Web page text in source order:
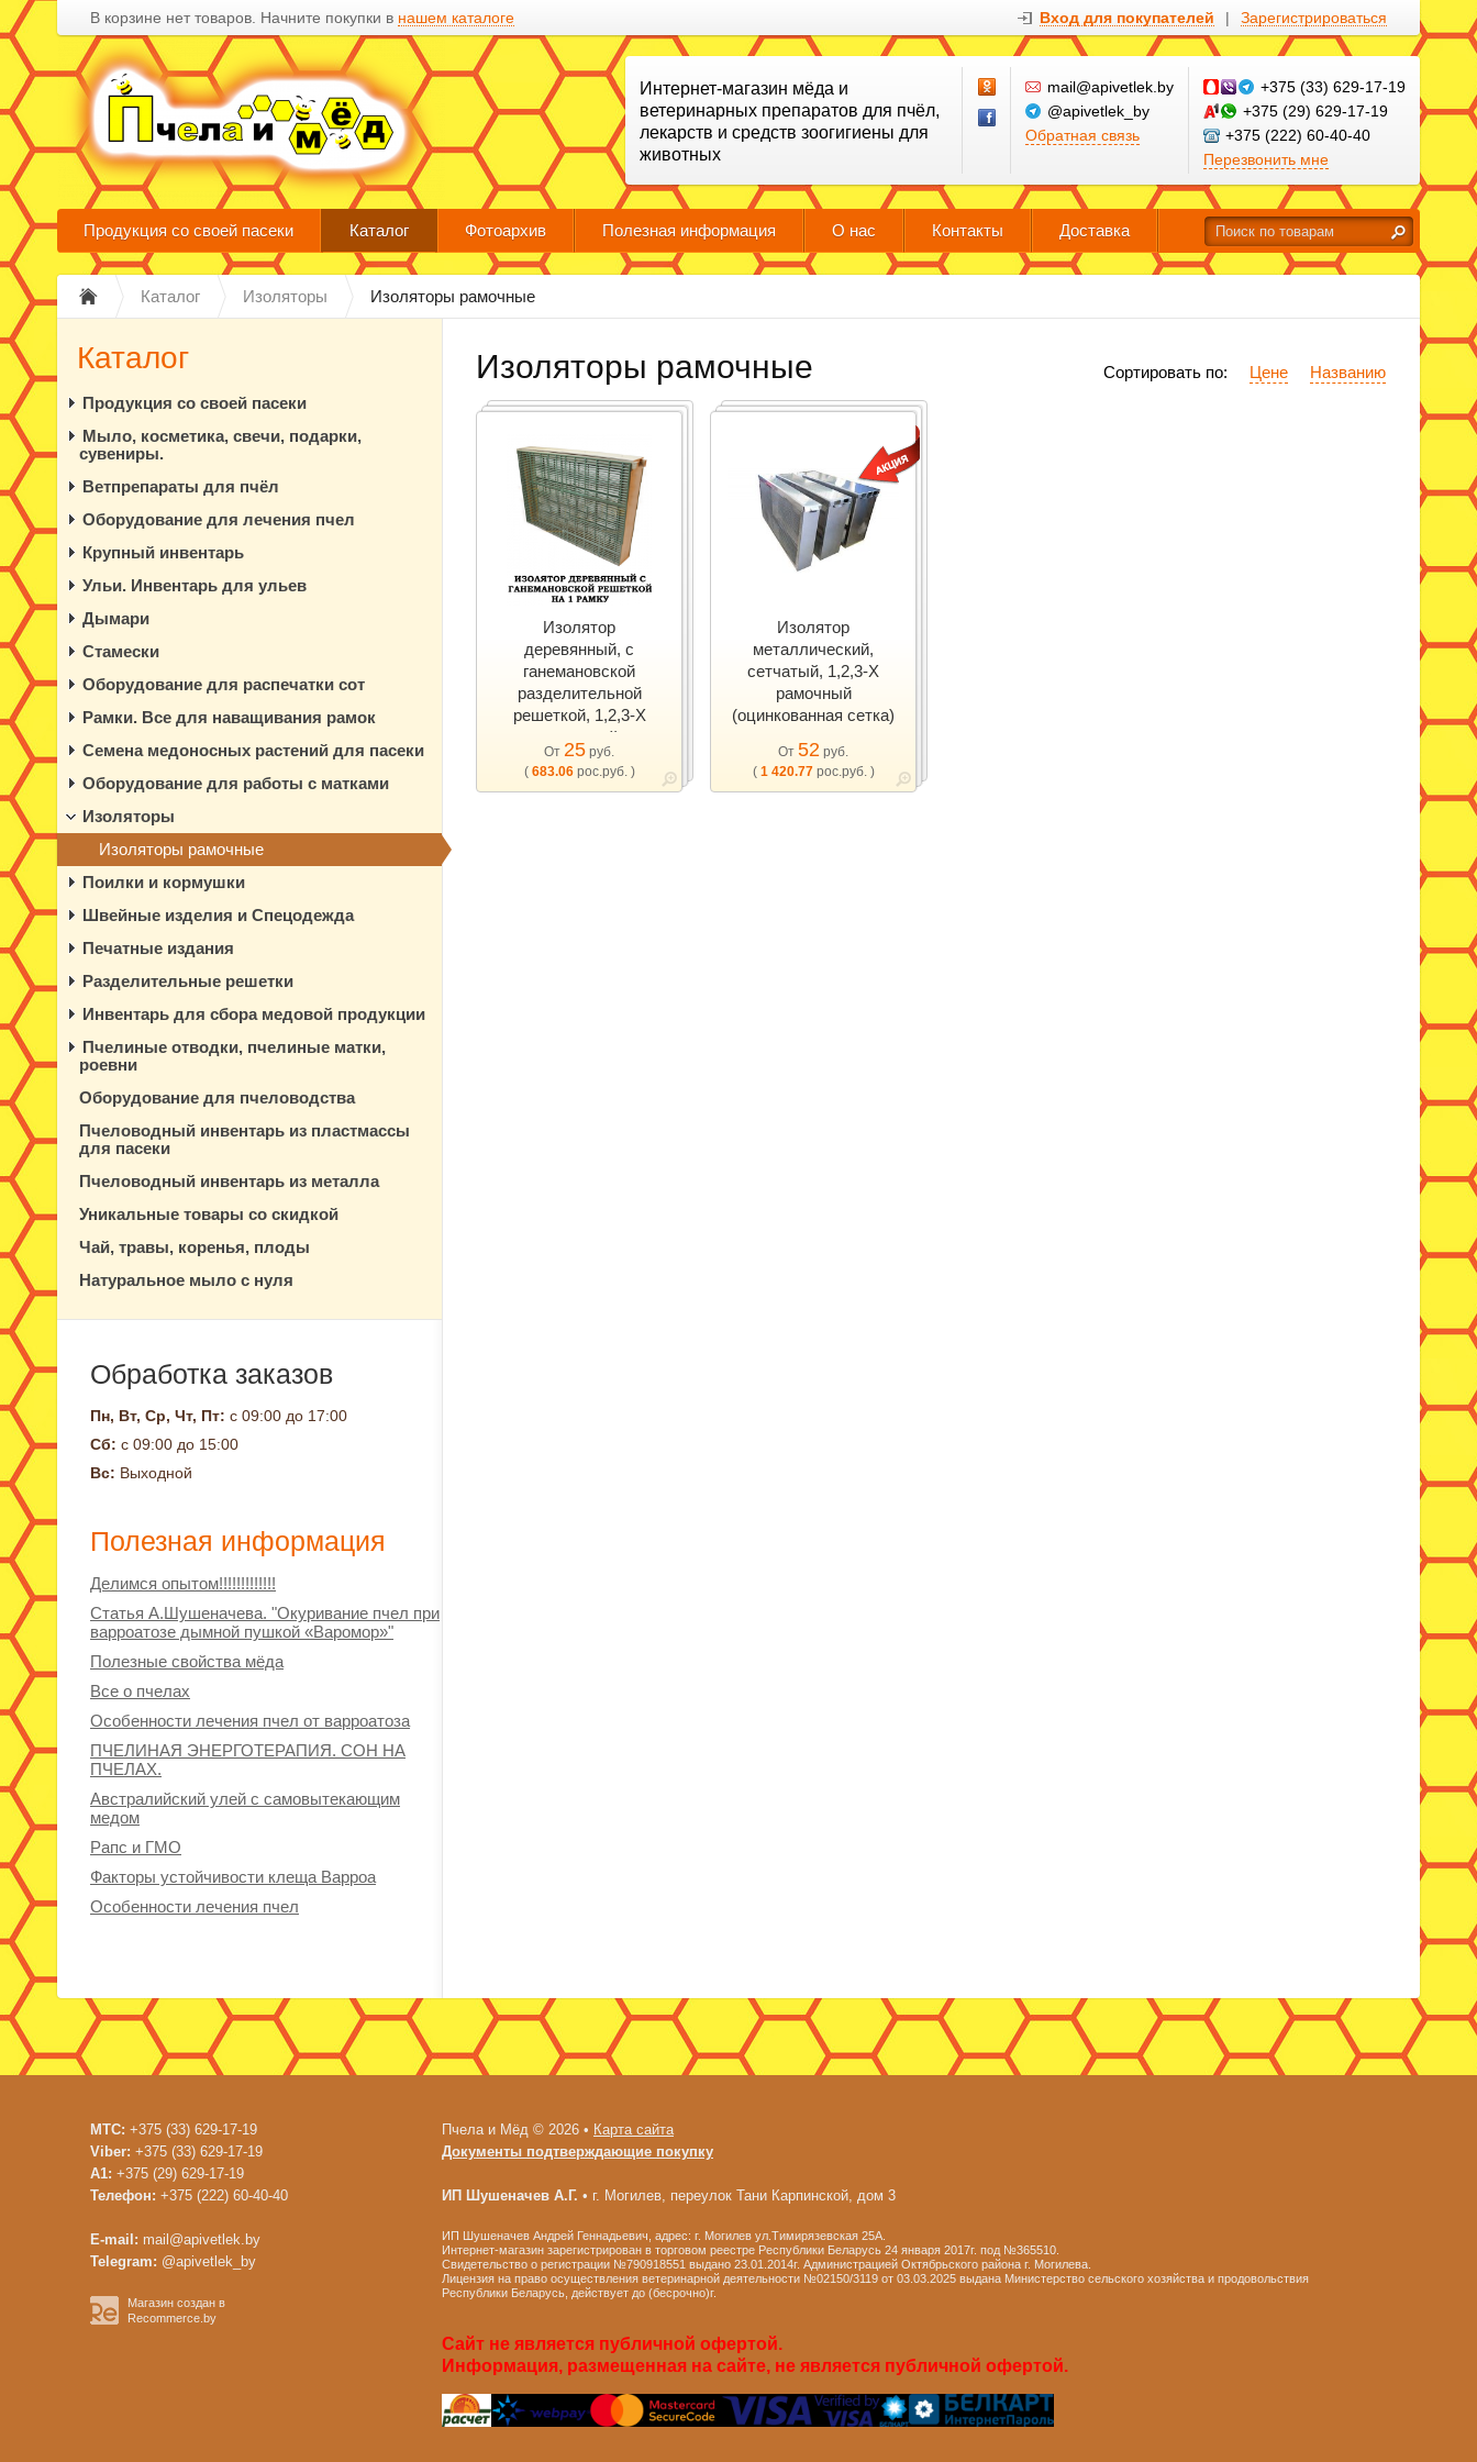
В корзине нет товаров. Начните покупки в нашем каталоге Вход для покупателей | Зарегистрироваться
Интернет-магазин мёда и
ветеринарных препаратов для пчёл,
лекарств и средств зоогигиены для
животных
mail@apivetlek.by
@apivetlek_by
Обратная связь
+375 (33) 629-17-19
+375 (29) 629-17-19
+375 (222) 60-40-40
Перезвонить мне
Продукция со своей пасеки Каталог Фотоархив Полезная информация О нас Контакты Доставка
Каталог Изоляторы Изоляторы рамочные
Изоляторы рамочные Названию
Цене
Сортировать по:
Изолятор
деревянный, с
ганемановской
разделительной
решеткой, 1,2,3-Х
рамочный
(пластиковая сетка)
От 25 руб.
( 683.06рос.руб. )
Изолятор
металлический,
сетчатый, 1,2,3-Х
рамочный
(оцинкованная сетка)
От 52 руб.
( 1 420.77рос.руб. )
Каталог
Продукция со своей пасеки
Мыло, косметика, свечи, подарки,
сувениры.
Ветпрепараты для пчёл
Оборудование для лечения пчел
Крупный инвентарь
Ульи. Инвентарь для ульев
Дымари
Стамески
Оборудование для распечатки сот
Рамки. Все для наващивания рамок
Семена медоносных растений для пасеки
Оборудование для работы с матками
Изоляторы
Изоляторы рамочные
Поилки и кормушки
Швейные изделия и Спецодежда
Печатные издания
Разделительные решетки
Инвентарь для сбора медовой продукции
Пчелиные отводки, пчелиные матки,
роевни
Оборудование для пчеловодства
Пчеловодный инвентарь из пластмассы
для пасеки
Пчеловодный инвентарь из металла
Уникальные товары со скидкой
Чай, травы, коренья, плоды
Натуральное мыло с нуля
Обработка заказов
Пн, Вт, Ср, Чт, Пт: с 09:00 до 17:00
Сб: с 09:00 до 15:00
Вс: Выходной
Полезная информация
Делимся опытом!!!!!!!!!!!!!
Статья А.Шушеначева. "Окуривание пчел при
варроатозе дымной пушкой «Варомор»"
Полезные свойства мёда
Все о пчелах
Особенности лечения пчел от варроатоза
ПЧЕЛИНАЯ ЭНЕРГОТЕРАПИЯ. СОН НА
ПЧЕЛАХ.
Австралийский улей с самовытекающим
медом
Рапс и ГМО
Факторы устойчивости клеща Варроа
Особенности лечения пчел
МТС: +375 (33) 629-17-19
Viber: +375 (33) 629-17-19
A1: +375 (29) 629-17-19
Телефон: +375 (222) 60-40-40
E-mail: mail@apivetlek.by
Telegram: @apivetlek_by
Магазин создан в
Recommerce.by
Пчела и Мёд © 2026 • Карта сайта
Документы подтверждающие покупку
ИП Шушеначев А.Г. • г. Могилев, переулок Тани Карпинской, дом 3
ИП Шушеначев Андрей Геннадьевич, адрес: г. Могилев ул.Тимирязевская 25А.
Интернет-магазин зарегистрирован в торговом реестре Республики Беларусь 24 января 2017г. под №365510.
Свидетельство о регистрации №790918551 выдано 23.01.2014г. Администрацией Октябрьского района г. Могилева.
Лицензия на право осуществления ветеринарной деятельности №02150/3119 от 03.03.2025 выдана Министерство сельского хозяйства и продовольствия
Республики Беларусь, действует до (бесрочно)г.
Сайт не является публичной офертой.
Информация, размещенная на сайте, не является публичной офертой.